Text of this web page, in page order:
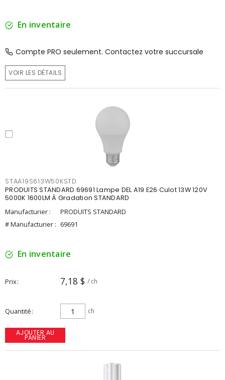
En inventaire
Compte PRO seulement. Contactez votre succursale
VOIR LES DÉTAILS
STAA19S613W50KSTD
PRODUITS STANDARD 69691 Lampe DEL A19 E26 Culot 13W 120V
5000K 1600LM À Gradation STANDARD
Manufacturier :
PRODUITS STANDARD
# Manufacturier : 69691
En inventaire
Prix 7,18 $ / ch
Quantité ch
AJOUTER AU
PANIER